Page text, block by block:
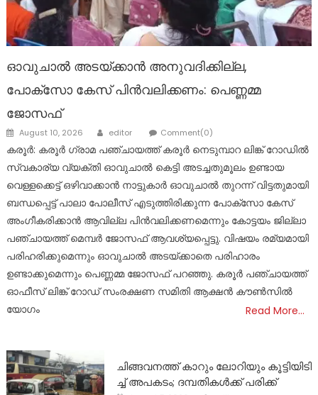
ഓവുചാൽ അടയ്ക്കാൻ അനുവദിക്കില്ല,
പോക്സോ കേസ് പിൻവലിക്കണം: പെണ്ണമ്മ
ജോസഫ്
Posted
August 10, 2026 Author
editor Comment(0)
കരൂർ: കരൂർ ഗ്രാമ പഞ്ചായത്ത് കരൂർ നെടുമ്പാറ ലിങ്ക് റോഡിൽ
സ്വകാര്യ വ്യക്തി ഓവുചാൽ കെട്ടി അടച്ചതുമൂലം ഉണ്ടായ
വെള്ളക്കെട്ട് ഒഴിവാക്കാൻ നാട്ടുകാർ ഓവുചാൽ തുറന്ന് വിട്ടതുമായി
ബന്ധപ്പെട്ട് പാലാ പോലീസ് എടുത്തിരിക്കുന്ന പോക്സോ കേസ്
അംഗീകരിക്കാൻ ആവില്ല പിൻവലിക്കണമെന്നും കോട്ടയം ജില്ലാ
പഞ്ചായത്ത് മെമ്പർ ജോസഫ് ആവശ്യപ്പെട്ടു. വിഷയം രമ്യമായി
പരിഹരിക്കുമെന്നും ഓവുചാൽ അടയ്ക്കാതെ പരിഹാരം
ഉണ്ടാക്കുമെന്നും പെണ്ണമ്മ ജോസഫ് പറഞ്ഞു. കരൂർ പഞ്ചായത്ത്
ഓഫീസ് ലിങ്ക് റോഡ് സംരക്ഷണ സമിതി ആക്ഷൻ കൗൺസിൽ
യോഗം
Read More…
ചി​ങ്ങ​വ​ന​ത്ത് കാ​റും ലോ​റി​യും കൂ​ട്ടി​യി​ടി​
ച്ച് അ​പ​ക​ടം; ദ​മ്പ​തി​ക​ൾ​ക്ക് പ​രി​ക്ക്